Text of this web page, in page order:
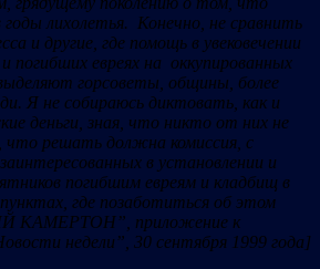
лихолетья. Конечно, не сравнить
и другие, где помощь в увековечении
погибших евреях на оккупированных
горсоветы, общины, более
Я не собираюсь диктовать, как и
деньги, зная, что никто от них не
решать должна комиссия, с
в установлении и
погибшим евреям и кладбищ в
где позаботиться об этом
КАМЕРТОН”, приложение к
недели”, 30 сентября 1999 года]